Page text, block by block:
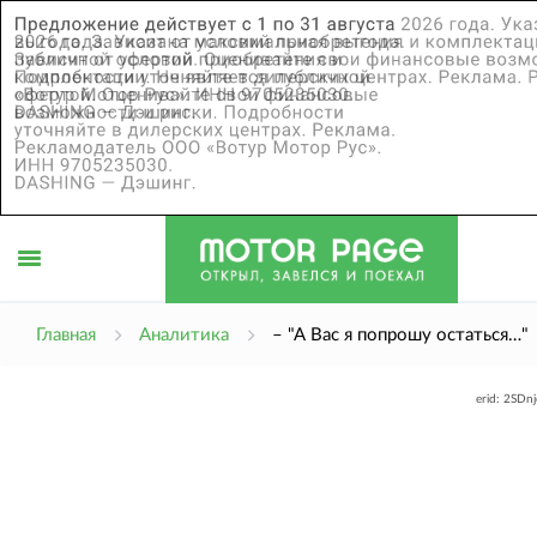
Главная Аналитика – "А Вас я попрошу остаться…"
erid: